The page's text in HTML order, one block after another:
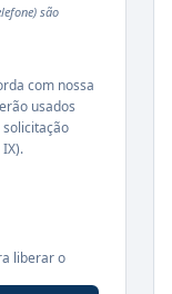
são
com nossa
usados
liberar o